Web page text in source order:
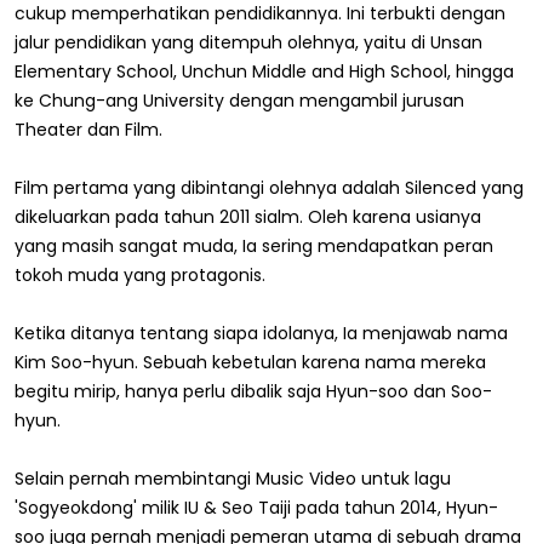
cukup memperhatikan pendidikannya. Ini terbukti dengan
jalur pendidikan yang ditempuh olehnya, yaitu di Unsan
Elementary School, Unchun Middle and High School, hingga
ke Chung-ang University dengan mengambil jurusan
Theater dan Film.
Film pertama yang dibintangi olehnya adalah Silenced yang
dikeluarkan pada tahun 2011 sialm. Oleh karena usianya
yang masih sangat muda, Ia sering mendapatkan peran
tokoh muda yang protagonis.
Ketika ditanya tentang siapa idolanya, Ia menjawab nama
Kim Soo-hyun. Sebuah kebetulan karena nama mereka
begitu mirip, hanya perlu dibalik saja Hyun-soo dan Soo-
hyun.
Selain pernah membintangi Music Video untuk lagu
'Sogyeokdong' milik IU & Seo Taiji pada tahun 2014, Hyun-
soo juga pernah menjadi pemeran utama di sebuah drama